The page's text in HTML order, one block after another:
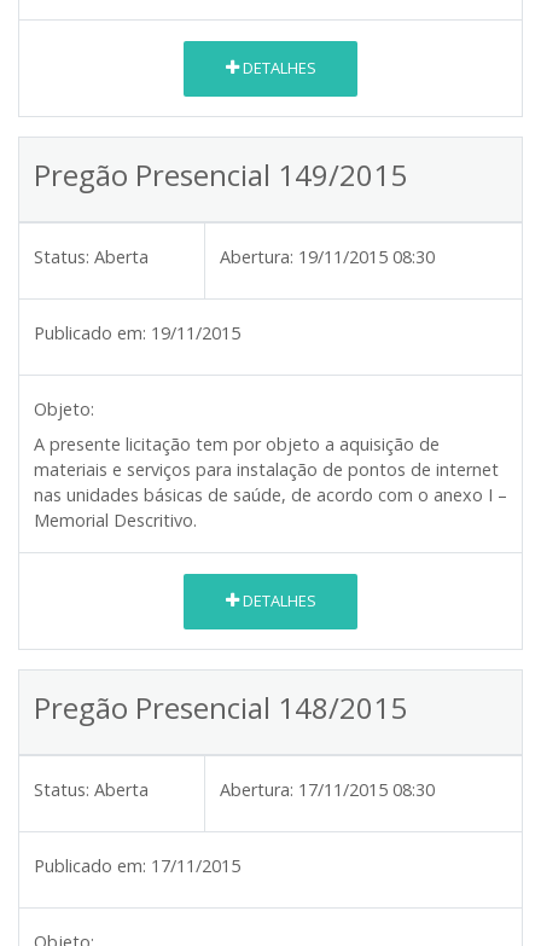
DETALHES
Pregão Presencial 149/2015
Status: Aberta Abertura: 19/11/2015 08:30
Publicado em: 19/11/2015
Objeto:
A presente licitação tem por objeto a aquisição de
materiais e serviços para instalação de pontos de internet
nas unidades básicas de saúde, de acordo com o anexo I –
Memorial Descritivo.
DETALHES
Pregão Presencial 148/2015
Status: Aberta Abertura: 17/11/2015 08:30
Publicado em: 17/11/2015
Objeto: